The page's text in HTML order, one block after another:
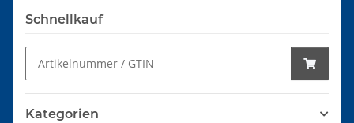
Schnellkauf
Kategorien